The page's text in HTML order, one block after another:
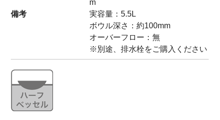
備考
m
実容量：5.5L
ボウル深さ：約100mm
オーバーフロー：無
※別途、排水栓をご購入ください